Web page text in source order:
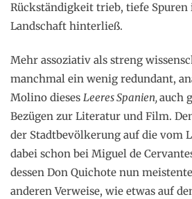
Rückständigkeit trieb, tiefe Spuren
Landschaft hinterließ.
Mehr assoziativ als streng
manchmal ein wenig redundant,
Molino dieses Leeres Spanien,auch
Bezügen zur Literatur und Film.
der Stadtbevölkerung auf die vom
dabei schon bei Miguel de
dessen Don Quichote nun
anderen Verweise, wie etwas auf